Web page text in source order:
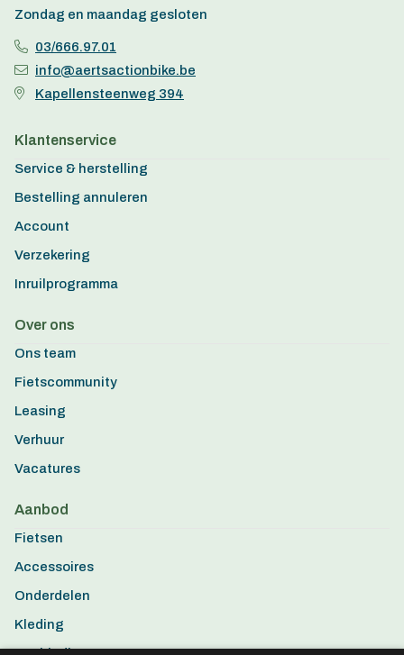
Zondag en maandag gesloten
03/666.97.01
info@aertsactionbike.be
Kapellensteenweg 394
Klantenservice
Service & herstelling
Bestelling annuleren
Account
Verzekering
Inruilprogramma
Over ons
Ons team
Fietscommunity
Leasing
Verhuur
Vacatures
Aanbod
Fietsen
Accessoires
Onderdelen
Kleding